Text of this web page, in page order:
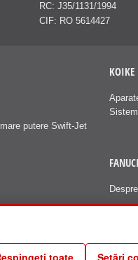
RC: J35/1131/1994
CIF: RO 5614427
putere Swift-Jet
KOIKE
FANUCI
toate Setări